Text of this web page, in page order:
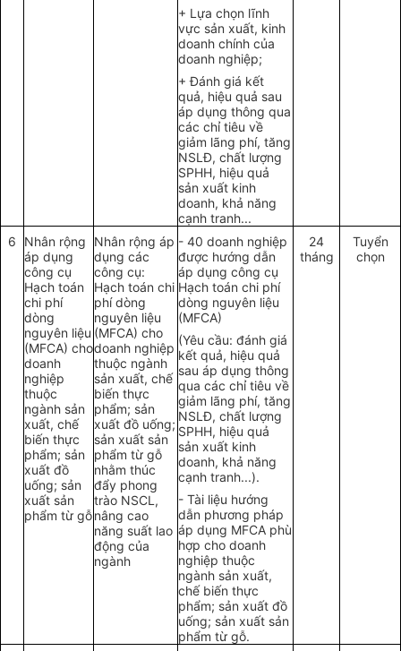
+ Lựa chọn lĩnh
vực sản xuất, kinh
doanh chính của
doanh nghiệp;
+ Đánh giá kết
quả, hiệu quả sau
áp dụng thông qua
các chỉ tiêu về
giảm lãng phí, tăng
NSLĐ, chất lượng
SPHH, hiệu quả
sản xuất kinh
doanh, khả năng
cạnh tranh...
6
Nhân rộng
áp dụng
công cụ
Hạch toán
chi phí
dòng
nguyên liệu
(MFCA) cho
doanh
nghiệp
thuộc
ngành sản
xuất, chế
biến thực
phẩm; sản
xuất đồ
uống; sản
xuất sản
phẩm từ gỗ
Nhân rộng áp
dụng các
công cụ:
Hạch toán chi
phídòng
nguyên liệu
(MFCA) cho
doanh nghiệp
thuộc ngành
sản xuất, chế
biến thực
phẩm; sản
xuất đồ uống;
sản xuất sản
phẩm từ gỗ
nhằm thúc
đẩy phong
trào NSCL,
nâng cao
năng suất lao
động của
ngành
- 40 doanh nghiệp
được hướng dẫn
áp dụng công cụ
Hạch toán chi phí
dòng nguyên liệu
(MFCA)
(Yêu cầu: đánh giá
kết quả, hiệu quả
sau áp dụng thông
qua các chỉtiêu về
giảm lãng phí, tăng
NSLĐ, chất lượng
SPHH, hiệu quả
sản xuất kinh
doanh, khả năng
cạnh tranh...).
- Tài liệu hướng
dẫn phương pháp
áp dụng MFCA phù
hợp cho doanh
nghiệp thuộc
ngành sản xuất,
chếbiến thực
phẩm; sản xuất đồ
uống; sản xuất sản
phẩm từ gỗ.
24
tháng
Tuyển
chọn